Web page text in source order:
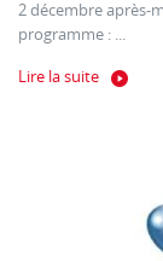
2 décembre après-
programme : ...
Lire la suite